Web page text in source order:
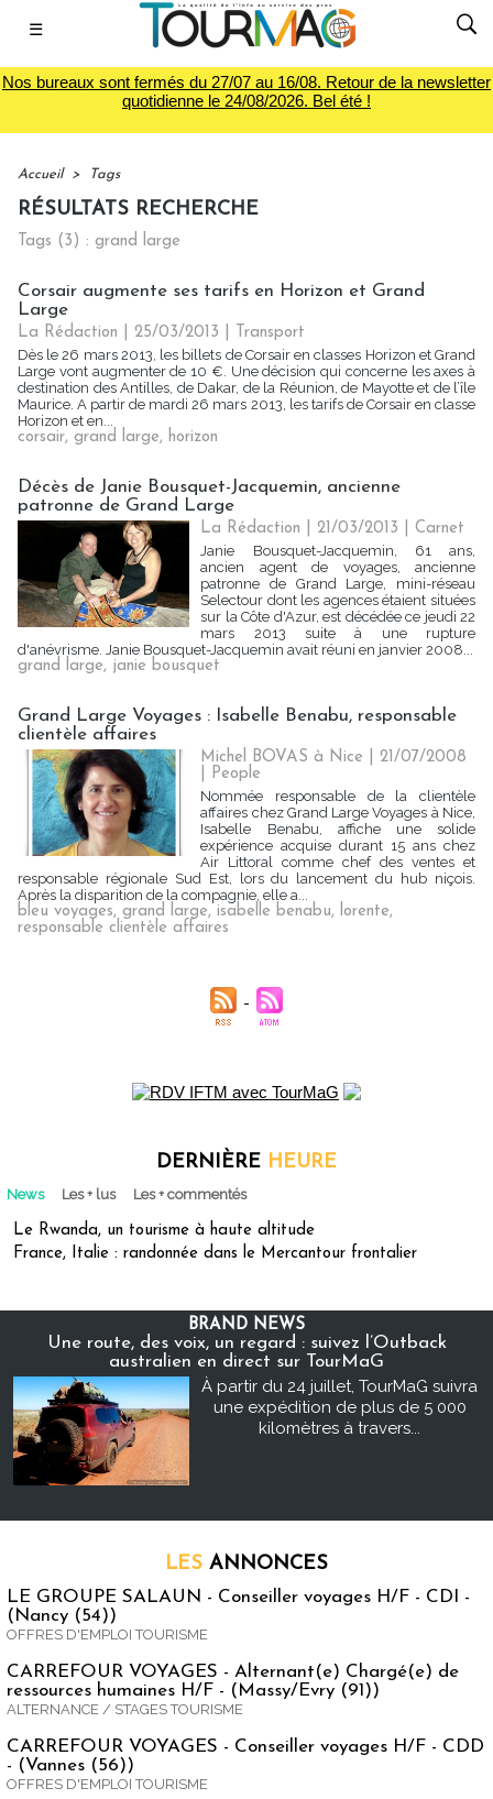
☰
Nos bureaux sont fermés du 27/07 au 16/08. Retour de la newsletter
quotidienne le 24/08/2026. Bel été !
Accueil > Tags
RÉSULTATS RECHERCHE
Tags (3) : grand large
Corsair augmente ses tarifs en Horizon et Grand
Large
La Rédaction | 25/03/2013
Transport
Dès le 26 mars 2013, les billets de Corsair en classes Horizon et Grand
Large vont augmenter de 10 €. Une décision qui concerne les axes à
destination des Antilles, de Dakar, de la Réunion, de Mayotte et de l’île
Maurice. A partir de mardi 26 mars 2013, les tarifs de Corsair en classe
Horizon et en...
corsair, grand large, horizon
Décès de Janie Bousquet-Jacquemin, ancienne
patronne de Grand Large
La Rédaction | 21/03/2013 |Carnet
Janie Bousquet-Jacquemin, 61 ans,
ancien agent de voyages, ancienne
patronne de Grand Large, mini-réseau
Selectour dont les agences étaient situées
sur la Côte d'Azur, est décédée ce jeudi 22
mars 2013 suite à une rupture
d'anévrisme. Janie Bousquet-Jacquemin avait réuni en janvier 2008...
grand large, janie bousquet
Grand Large Voyages : Isabelle Benabu, responsable
clientèle affaires
Michel BOVAS à Nice | 21/07/2008
People
Nommée responsable de la clientèle
affaires chez Grand Large Voyages à Nice,
Isabelle Benabu, affiche une solide
expérience acquise durant 15 ans chez
Air Littoral comme chef des ventes et
responsable régionale Sud Est, lors du lancement du hub niçois.
Après la disparition de la compagnie, elle a...
bleu voyages, grand large, isabelle benabu, lorente,
responsable clientèle affaires
DERNIÈRE HEURE
News Les + lus Les + commentés
Le Rwanda, un tourisme à haute altitude
France, Italie : randonnée dans le Mercantour frontalier
BRAND NEWS
Une route, des voix, un regard : suivez l’Outback
australien en direct sur TourMaG
À partir du 24 juillet, TourMaG suivra
une expédition de plus de 5 000
kilomètres à travers...
LES ANNONCES
LE GROUPE SALAUN - Conseiller voyages H/F - CDI -
(Nancy (54))
OFFRES D'EMPLOI TOURISME
CARREFOUR VOYAGES - Alternant(e) Chargé(e) de
ressources humaines H/F - (Massy/Evry (91))
ALTERNANCE / STAGES TOURISME
CARREFOUR VOYAGES - Conseiller voyages H/F - CDD
- (Vannes (56))
OFFRES D'EMPLOI TOURISME